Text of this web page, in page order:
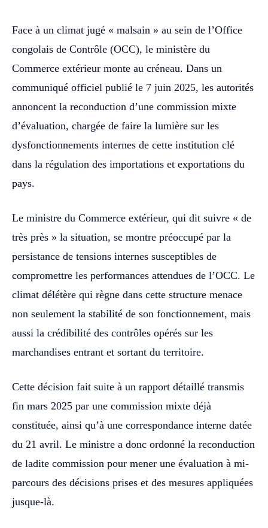
Face à un climat jugé « malsain » au sein de l’Office
congolais de Contrôle (OCC), le ministère du
Commerce extérieur monte au créneau. Dans un
communiqué officiel publié le 7 juin 2025, les autorités
annoncent la reconduction d’une commission mixte
d’évaluation, chargée de faire la lumière sur les
dysfonctionnements internes de cette institution clé
dans la régulation des importations et exportations du
pays.
Le ministre du Commerce extérieur, qui dit suivre « de
très près » la situation, se montre préoccupé par la
persistance de tensions internes susceptibles de
compromettre les performances attendues de l’OCC. Le
climat délétère qui règne dans cette structure menace
non seulement la stabilité de son fonctionnement, mais
aussi la crédibilité des contrôles opérés sur les
marchandises entrant et sortant du territoire.
Cette décision fait suite à un rapport détaillé transmis
fin mars 2025 par une commission mixte déjà
constituée, ainsi qu’à une correspondance interne datée
du 21 avril. Le ministre a donc ordonné la reconduction
de ladite commission pour mener une évaluation à mi-
parcours des décisions prises et des mesures appliquées
jusque-là.